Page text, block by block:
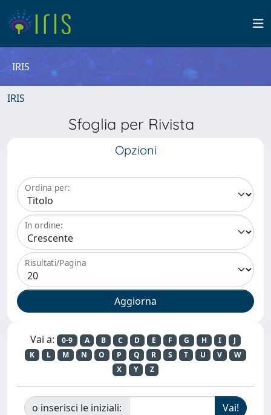
IRIS
IRIS
Sfoglia per Rivista
Opzioni
Ordina per:
In ordine:
Risultati/Pagina
Vai a: 0-9 A B C D E F G H I
J
K
L M N O P Q R S T U V
W
X
Y Z
o inserisci le iniziali: